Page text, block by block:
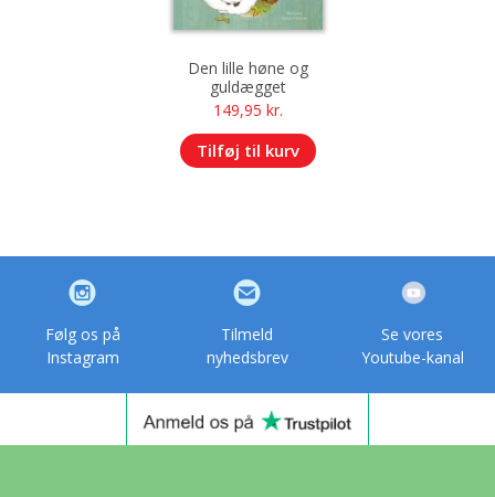
Den lille høne og
guldægget
149,95 kr.
Tilføj til kurv
Følg os på
Instagram
Tilmeld
nyhedsbrev
Se vores
Youtube-kanal